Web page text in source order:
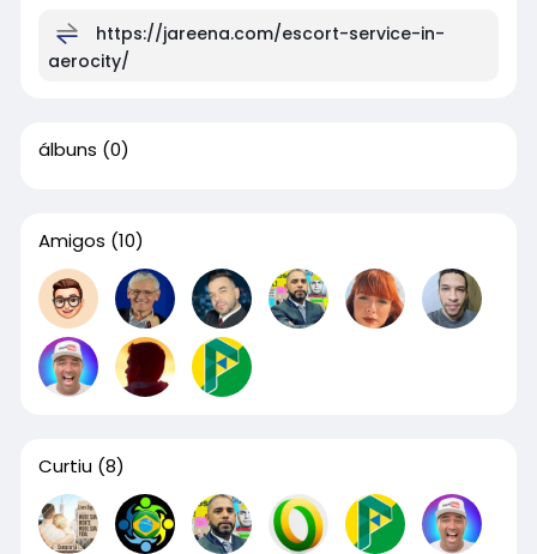
https://jareena.com/escort-service-in-
aerocity/
álbuns (0)
Amigos (10)
Curtiu (8)